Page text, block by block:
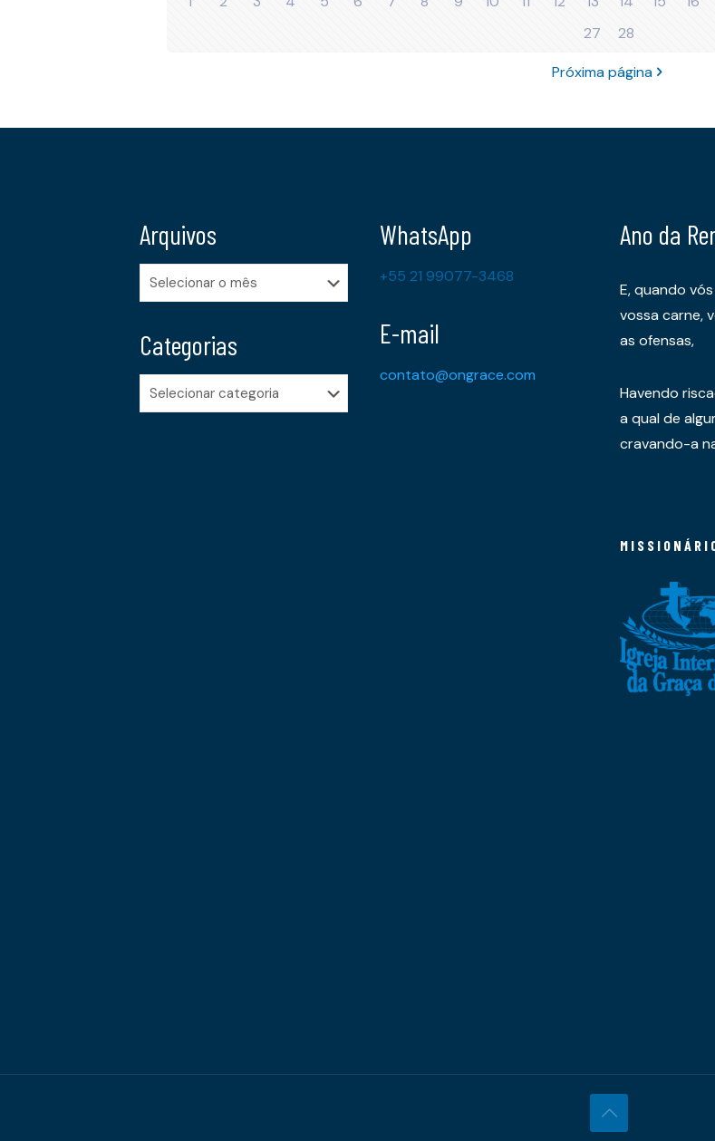
27
28
Próxima página
Arquivos
Arquivos
Categorias
Categorias
WhatsApp
+55 21 99077-3468
E-mail
contato@ongrace.com
Ano da
E, quando
vossa carne,
as ofensas,
Havendo
a qual de
cravando-a